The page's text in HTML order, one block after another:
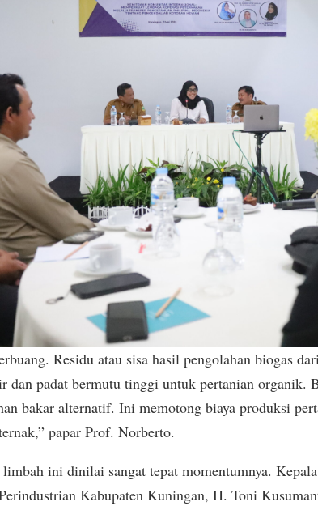
Residu atau sisa hasil pengolahan biogas
dan padat bermutu tinggi untuk pertanian organik.
bakar alternatif. Ini memotong biaya produksi
papar Prof. Norberto.
ini dinilai sangat tepat momentumnya.
Kabupaten Kuningan, H. Toni